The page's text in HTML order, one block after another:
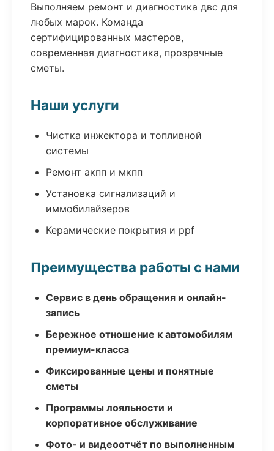
Выполняем ремонт и диагностика двс для
любых марок. Команда
сертифицированных мастеров,
современная диагностика, прозрачные
сметы.
Наши услуги
Чистка инжектора и топливной
системы
Ремонт акпп и мкпп
Установка сигнализаций и
иммобилайзеров
Керамические покрытия и ppf
Преимущества работы с нами
Сервис в день обращения и онлайн-
запись
Бережное отношение к автомобилям
премиум-класса
Фиксированные цены и понятные
сметы
Программы лояльности и
корпоративное обслуживание
Фото- и видеоотчёт по выполненным